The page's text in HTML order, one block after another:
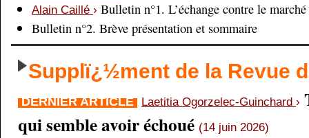
Alain Caillé › Bulletin n°1. L’échange contre le marché
Bulletin n°2. Brève présentation et sommaire
Supplï¿½ment de la Revue
DERNIER ARTICLE Laetitia Ogorzelec-Guinchard ›
qui semble avoir échoué (14 juin 2026)